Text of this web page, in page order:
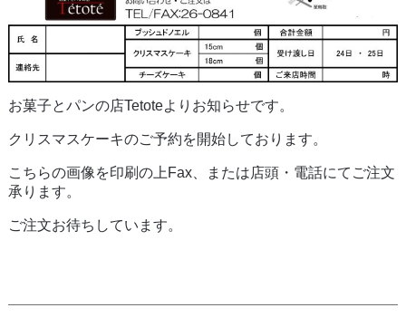
お菓子とパンの店Tetoteよりお知らせです。
クリスマスケーキのご予約を開始しております。
こちらの画像を印刷の上Fax、または店頭・電話にてご注文
承ります。
ご注文お待ちしています。